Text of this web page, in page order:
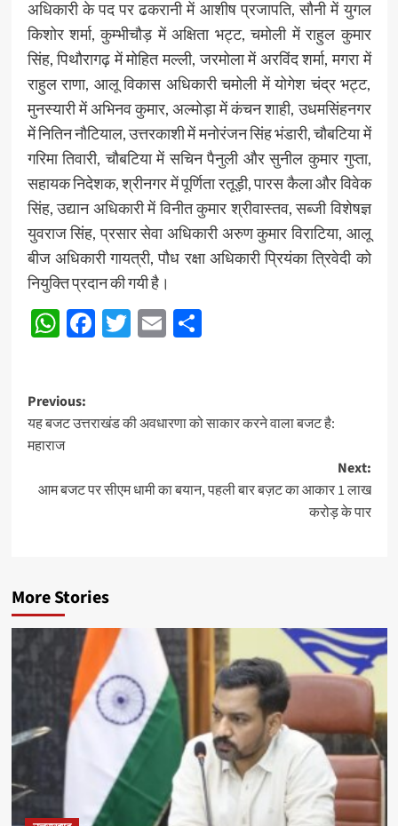
अधिकारी के पद पर ढकरानी में आशीष प्रजापति, सौनी में युगल
किशोर शर्मा, कुम्भीचौड़ में अक्षिता भट्ट, चमोली में राहुल कुमार
सिंह, पिथौरागढ़ में मोहित मल्ली, जरमोला में अरविंद शर्मा, मगरा में
राहुल राणा, आलू विकास अधिकारी चमोली में योगेश चंद्र भट्ट,
मुनस्यारी में अभिनव कुमार, अल्मोड़ा में कंचन शाही, उधमसिंहनगर
में नितिन नौटियाल, उत्तरकाशी में मनोरंजन सिंह भंडारी, चौबटिया में
गरिमा तिवारी, चौबटिया में सचिन पैनुली और सुनील कुमार गुप्ता,
सहायक निदेशक, श्रीनगर में पूर्णिता रतूड़ी, पारस कैला और विवेक
सिंह, उद्यान अधिकारी में विनीत कुमार श्रीवास्तव, सब्जी विशेषज्ञ
युवराज सिंह, प्रसार सेवा अधिकारी अरुण कुमार विराटिया, आलू
बीज अधिकारी गायत्री, पौध रक्षा अधिकारी प्रियंका त्रिवेदी को
नियुक्ति प्रदान की गयी है।
WhatsApp
Facebook
Twitter
EmailShare
Post
navigation
Previous:
यह बजट उत्तराखंड की अवधारणा को साकार करने वाला बजट है:
महाराज
Next:
आम बजट पर सीएम धामी का बयान, पहली बार बज़ट का आकार 1 लाख
करोड़ के पार
More Stories